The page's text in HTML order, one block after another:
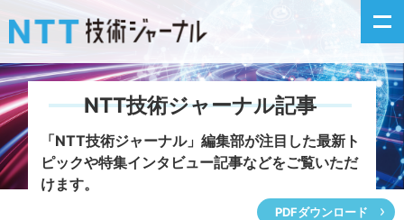
新着情報
NTT技術ジャーナル記事
「NTT技術ジャーナル」編集部が注目した最新ト
ピックや特集インタビュー記事などをご覧いただ
けます。
PDFダウンロード